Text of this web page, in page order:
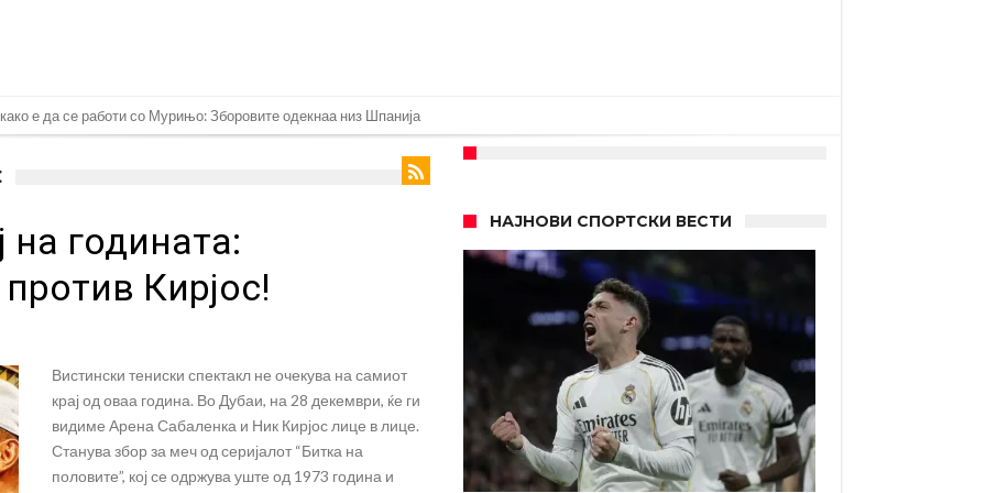
на итен потег, дури и управата на клубот е изненадена
трансфер на Родри
напаѓач од Интер: Цената е 85 милиони евра
ја носи сензацијата од СП
какво што не е видено од 2010 година?
а потоа градоначалникот го остави без зборови
го спореди Алварез со Гризман
на годината:
Кирјос!
Вистински тениски спектакл не очекува на самиот
крај од оваа година. Во Дубаи, на 28 декември, ќе ги
видиме Арена Сабаленка и Ник Кирјос лице в лице.
Станува збор за меч од серијалот “Битка на
половите”, кој се одржува уште од 1973 година и
НАЈНОВИ СПОРТСКИ ВЕСТИ